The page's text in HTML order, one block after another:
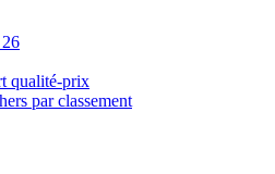
qualité-prix
par classement